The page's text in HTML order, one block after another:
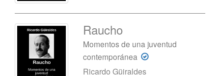
Raucho
Momentos de una juventud
contemporánea
Ricardo Güiraldes